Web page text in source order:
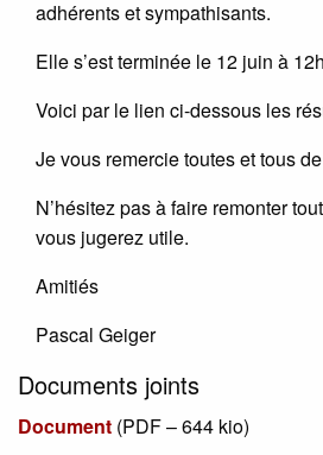
adhérents et sympathisants.
Elle s’est terminée le 12 juin à
Voici par le lien ci-dessous les
Je vous remercie toutes et tous
N’hésitez pas à faire remonter
vous jugerez utile.
Amitiés
Pascal Geiger
Documents joints
Document (PDF – 644 kio)